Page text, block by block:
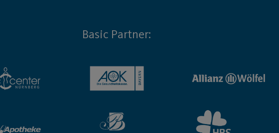
Basic Partner: